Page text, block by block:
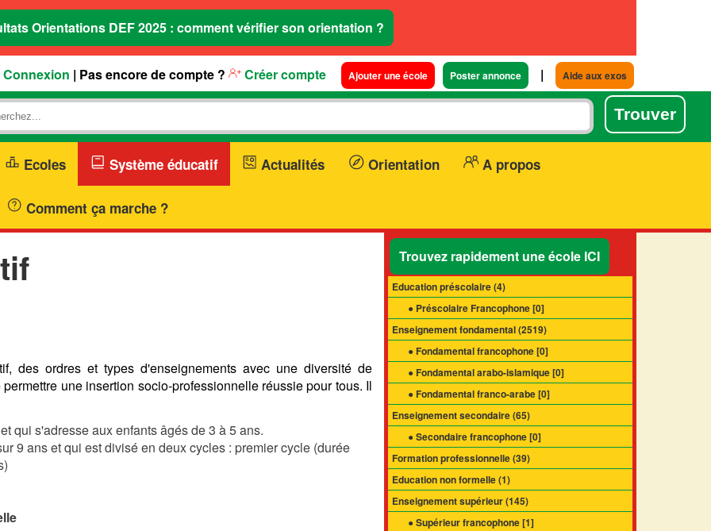
Orientations DEF 2025 : comment vérifier son orientation ?
Connexion | Pas encore de compte ? Créer compte Ajouter une école Poster annonce | Aide aux exos
Ecoles Système éducatif Actualités Orientation A propos
Comment ça marche ?
des ordres et types d'enseignements avec une diversité de
une insertion socio-professionnelle réussie pour tous. Il
qui s'adresse aux enfants âgés de 3 à 5 ans.
9 ans et qui est divisé en deux cycles : premier cycle (durée
Trouvez rapidement une école ICI
Education préscolaire (4)
● Préscolaire Francophone [0]
Enseignement fondamental (2519)
● Fondamental francophone [0]
● Fondamental arabo-islamique [0]
● Fondamental franco-arabe [0]
Enseignement secondaire (65)
● Secondaire francophone [0]
Formation professionnelle (39)
Education non formelle (1)
Enseignement supérieur (145)
● Supérieur francophone [1]